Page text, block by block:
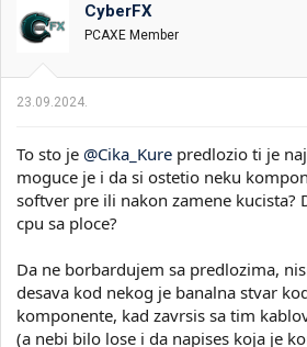
CyberFX
PCAXE Member
23.09.2024.
To sto je @Cika_Kure predlozio ti je
moguce je i da si ostetio neku
softver pre ili nakon zamene kucista?
cpu sa ploce?
Da ne borbardujem sa predlozima,
desava kod nekog je banalna stvar
komponente, kad zavrsis sa tim
(a nebi bilo lose i da napises koja je